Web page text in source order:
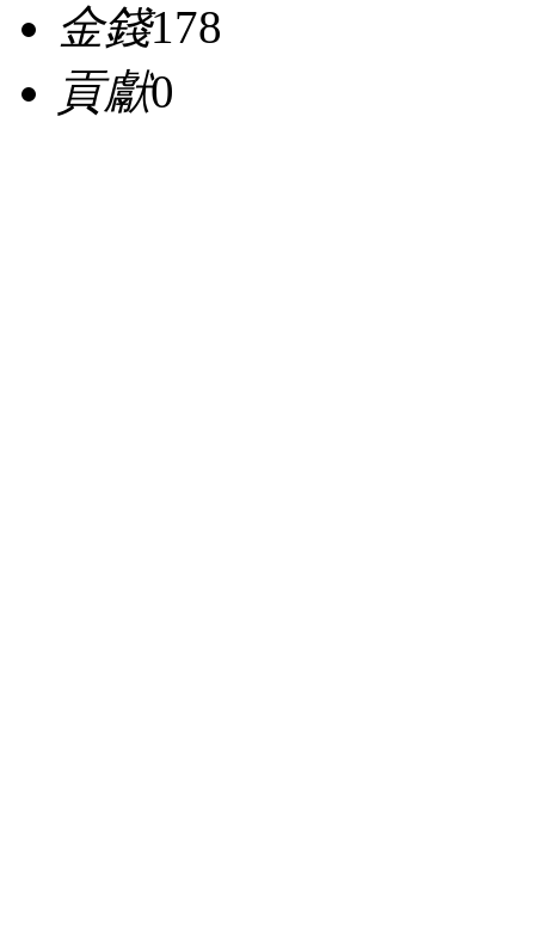
金錢178
貢獻0